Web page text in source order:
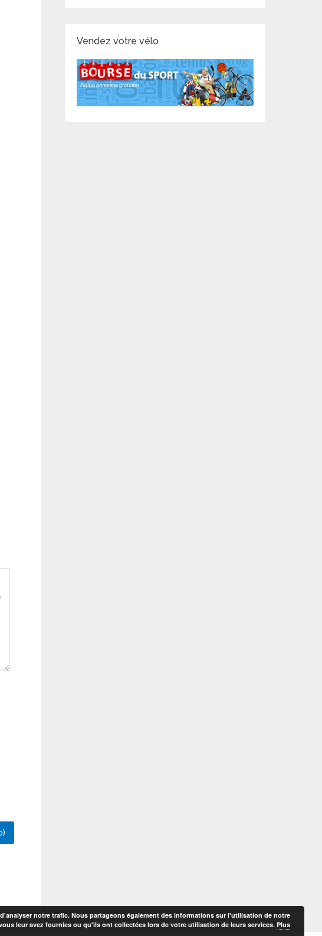
Vendez votre vélo
notre trafic. Nous partageons également des informations sur l'utilisation de notre
leur avez fournies ou qu'ils ont collectées lors de votre utilisation de leurs services. Plus